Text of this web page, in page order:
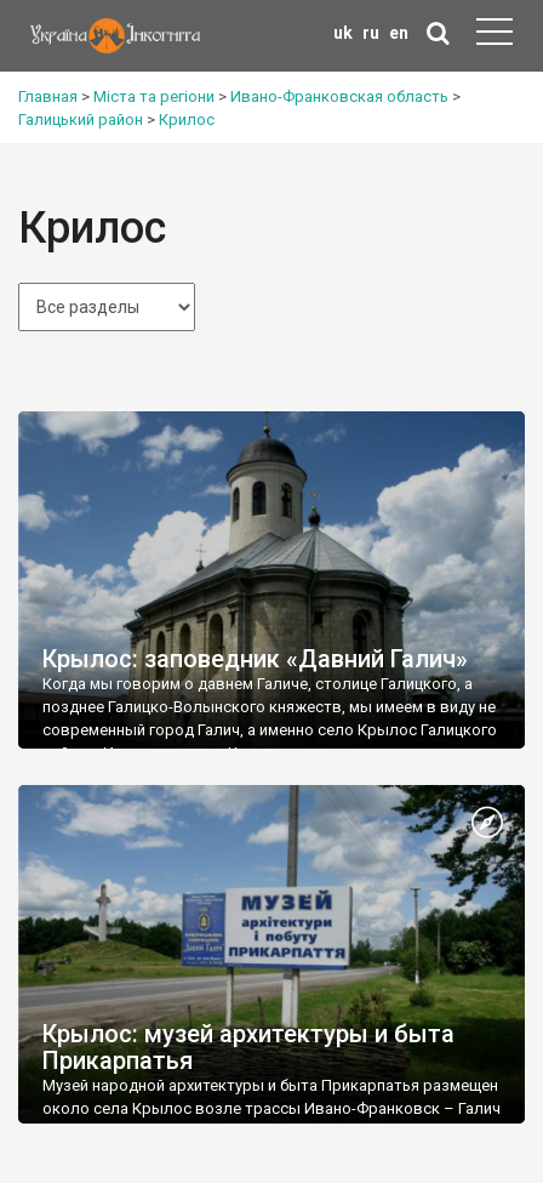
uk ru en
Главная > Міста та регіони > Ивано-Франковская область >
Галицький район > Крилос
Крилос
Крылос: заповедник «Давний Галич»
Когда мы говорим о давнем Галиче, столице Галицкого, а
позднее Галицко-Волынского княжеств, мы имеем в виду не
современный город Галич, а именно село Крылос Галицкого
района. Именно здесь, в Крылосе, расположено
истории летописной столицы, которые вместе с
историческим центром Галича, галицким замком, музеем-
скансеном в Крылосе, Пантелеймоновским храмом в
Шевченковом и костелом кармелитов в Бильшивцях
образовывают национальный заповедник «Древний Галич».
Крылос: музей архитектуры и быта
Прикарпатья
Музей народной архитектуры и быта Прикарпатья размещен
около села Крылос возле трассы Ивано-Франковск – Галич